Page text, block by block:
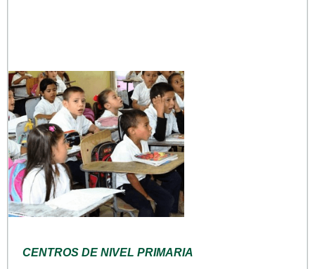
CENTROS DE NIVEL PRIMARIA